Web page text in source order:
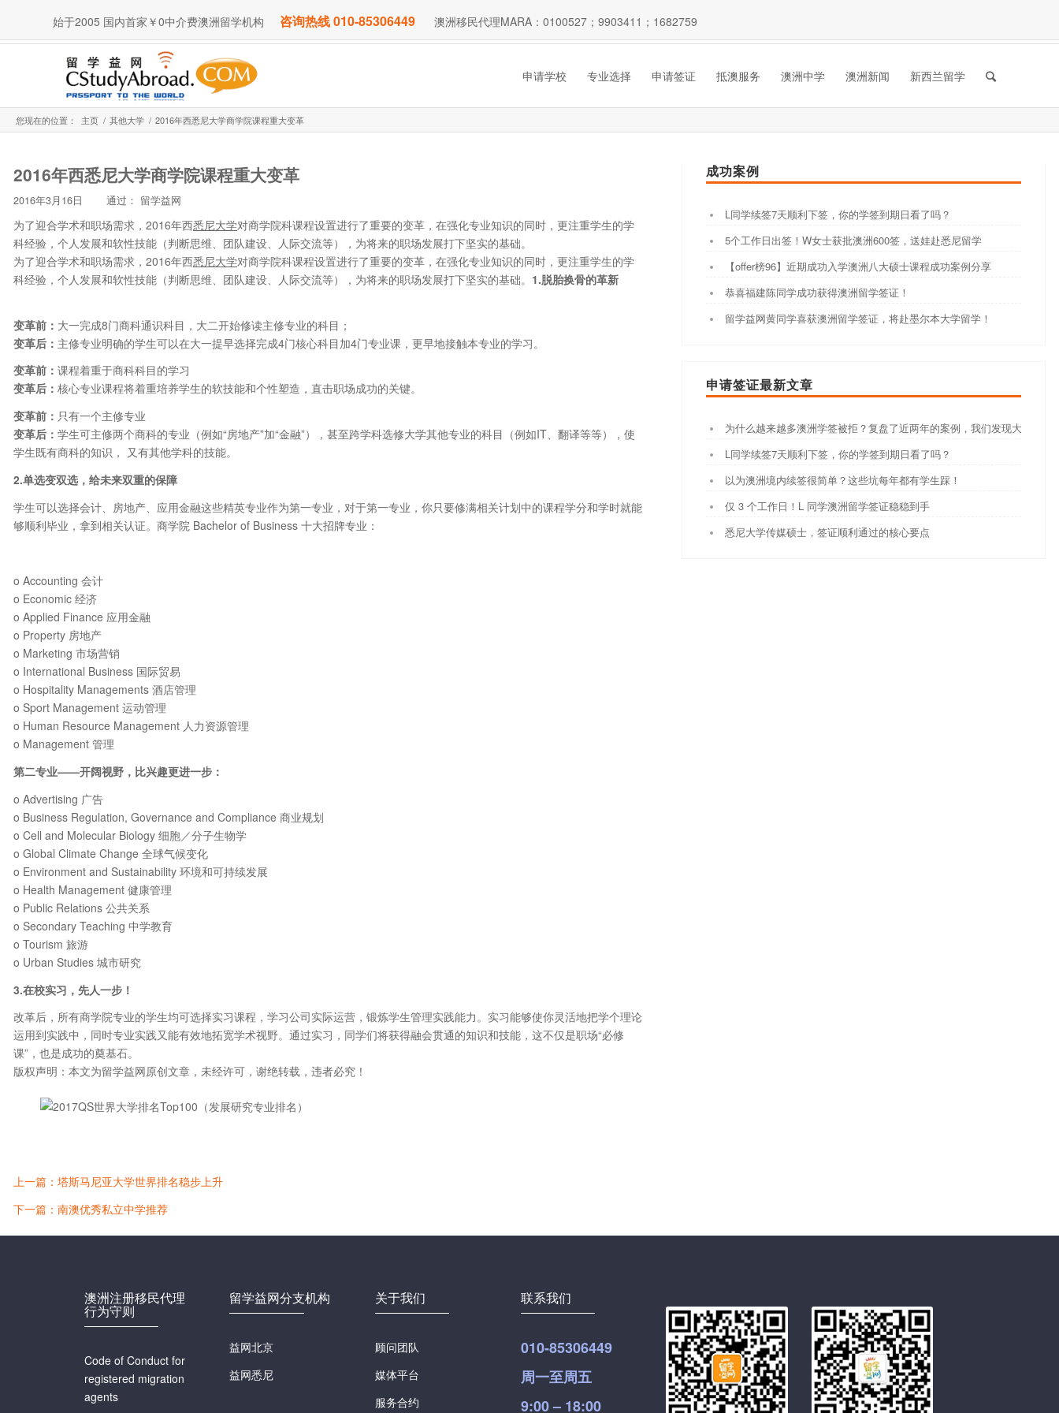
始于2005 国内首家￥0中介费澳洲留学机构 咨询热线 010-85306449 澳洲移民代理MARA：0100527；9903411；1682759
申请学校 专业选择 申请签证 抵澳服务 澳洲中学 澳洲新闻 新西兰留学
您现在的位置： 主页 / 其他大学 / 2016年西悉尼大学商学院课程重大变革
2016年西悉尼大学商学院课程重大变革
2016年3月16日 通过： 留学益网
为了迎合学术和职场需求，2016年西悉尼大学对商学院科课程设置进行了重要的变革，在强化专业知识的同时，更注重学生的学
科经验，个人发展和软性技能（判断思维、团队建设、人际交流等），为将来的职场发展打下坚实的基础。
为了迎合学术和职场需求，2016年西悉尼大学对商学院科课程设置进行了重要的变革，在强化专业知识的同时，更注重学生的学
科经验，个人发展和软性技能（判断思维、团队建设、人际交流等），为将来的职场发展打下坚实的基础。 1.脱胎换骨的革新
变革前： 大一完成8门商科通识科目，大二开始修读主修专业的科目；
变革后： 主修专业明确的学生可以在大一提早选择完成4门核心科目加4门专业课，更早地接触本专业的学习。
变革前： 课程着重于商科科目的学习
变革后： 核心专业课程将着重培养学生的软技能和个性塑造，直击职场成功的关键。
变革前： 只有一个主修专业
变革后： 学生可主修两个商科的专业（例如“房地产”加“金融”），甚至跨学科选修大学其他专业的科目（例如IT、翻译等等），使
学生既有商科的知识， 又有其他学科的技能。
2.单选变双选，给未来双重的保障
学生可以选择会计、房地产、应用金融这些精英专业作为第一专业，对于第一专业，你只要修满相关计划中的课程学分和学时就能
够顺利毕业，拿到相关认证。商学院 Bachelor of Business 十大招牌专业：
o Accounting 会计
o Economic 经济
o Applied Finance 应用金融
o Property 房地产
o Marketing 市场营销
o International Business 国际贸易
o Hospitality Managements 酒店管理
o Sport Management 运动管理
o Human Resource Management 人力资源管理
o Management 管理
第二专业——开阔视野，比兴趣更进一步：
o Advertising 广告
o Business Regulation, Governance and Compliance 商业规划
o Cell and Molecular Biology 细胞／分子生物学
o Global Climate Change 全球气候变化
o Environment and Sustainability 环境和可持续发展
o Health Management 健康管理
o Public Relations 公共关系
o Secondary Teaching 中学教育
o Tourism 旅游
o Urban Studies 城市研究
3.在校实习，先人一步！
改革后，所有商学院专业的学生均可选择实习课程，学习公司实际运营，锻炼学生管理实践能力。实习能够使你灵活地把学个理论
运用到实践中，同时专业实践又能有效地拓宽学术视野。通过实习，同学们将获得融会贯通的知识和技能，这不仅是职场“必修
课”，也是成功的奠基石。
版权声明：本文为留学益网原创文章，未经许可，谢绝转载，违者必究！
上一篇：塔斯马尼亚大学世界排名稳步上升
下一篇：南澳优秀私立中学推荐
成功案例
L同学续签7天顺利下签，你的学签到期日看了吗？
5个工作日出签！W女士获批澳洲600签，送娃赴悉尼留学
【offer榜96】近期成功入学澳洲八大硕士课程成功案例分享
恭喜福建陈同学成功获得澳洲留学签证！
留学益网黄同学喜获澳洲留学签证，将赴墨尔本大学留学！
申请签证最新文章
为什么越来越多澳洲学签被拒？复盘了近两年的案例，我们发现大家都踩
L同学续签7天顺利下签，你的学签到期日看了吗？
以为澳洲境内续签很简单？这些坑每年都有学生踩！
仅 3 个工作日！L 同学澳洲留学签证稳稳到手
悉尼大学传媒硕士，签证顺利通过的核心要点
澳洲注册移民代理
行为守则
Code of Conduct for
registered migration
agents
留学益网分支机构
益网北京
益网悉尼
关于我们
顾问团队
媒体平台
服务合约
联系我们
010-85306449
周一至周五
9:00 – 18:00